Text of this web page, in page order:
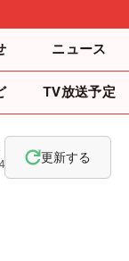
ニュース
TV放送予定
更新する